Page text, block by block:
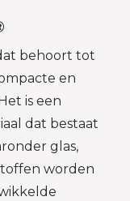
behoort tot
en
is een
dat bestaat
glas,
worden